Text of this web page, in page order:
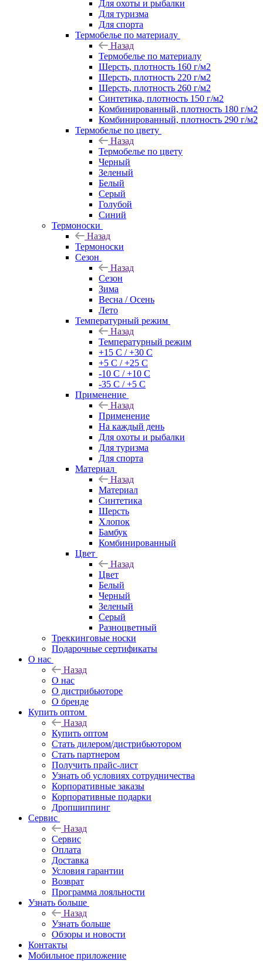
Для охоты и рыбалки
Для туризма
Для спорта
Термобелье по материалу
Назад
Термобелье по материалу
Шерсть, плотность 160 г/м2
Шерсть, плотность 220 г/м2
Шерсть, плотность 260 г/м2
Синтетика, плотность 150 г/м2
Комбинированный, плотность 180 г/м2
Комбинированный, плотность 290 г/м2
Термобелье по цвету
Назад
Термобелье по цвету
Черный
Зеленый
Белый
Серый
Голубой
Синий
Термоноски
Назад
Термоноски
Сезон
Назад
Сезон
Зима
Весна / Осень
Лето
Температурный режим
Назад
Температурный режим
+15 С / +30 С
+5 С / +25 С
-10 С / +10 С
-35 С / +5 С
Применение
Назад
Применение
На каждый день
Для охоты и рыбалки
Для туризма
Для спорта
Материал
Назад
Материал
Синтетика
Шерсть
Хлопок
Бамбук
Комбинированный
Цвет
Назад
Цвет
Белый
Черный
Зеленый
Серый
Разноцветный
Треккинговые носки
Подарочные сертификаты
О нас
Назад
О нас
О дистрибьюторе
О бренде
Купить оптом
Назад
Купить оптом
Стать дилером/дистрибьютором
Стать партнером
Получить прайс-лист
Узнать об условиях сотрудничества
Корпоративные заказы
Корпоративные подарки
Дропшиппинг
Сервис
Назад
Сервис
Оплата
Доставка
Условия гарантии
Возврат
Программа лояльности
Узнать больше
Назад
Узнать больше
Обзоры и новости
Контакты
Мобильное приложение